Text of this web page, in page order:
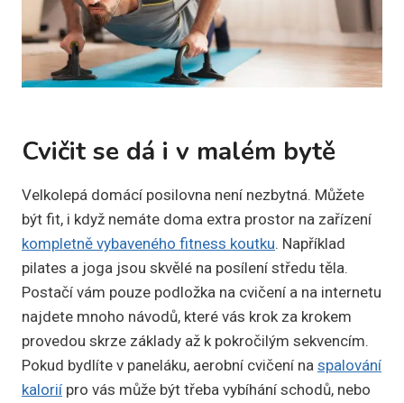
Cvičit se dá i v malém bytě
Velkolepá domácí posilovna není nezbytná. Můžete
být fit, i když nemáte doma extra prostor na zařízení
kompletně vybaveného fitness koutku. Například
pilates a joga jsou skvělé na posílení středu těla.
Postačí vám pouze podložka na cvičení a na internetu
najdete mnoho návodů, které vás krok za krokem
provedou skrze základy až k pokročilým sekvencím.
Pokud bydlíte v paneláku, aerobní cvičení na spalování
kalorií pro vás může být třeba vybíhání schodů, nebo